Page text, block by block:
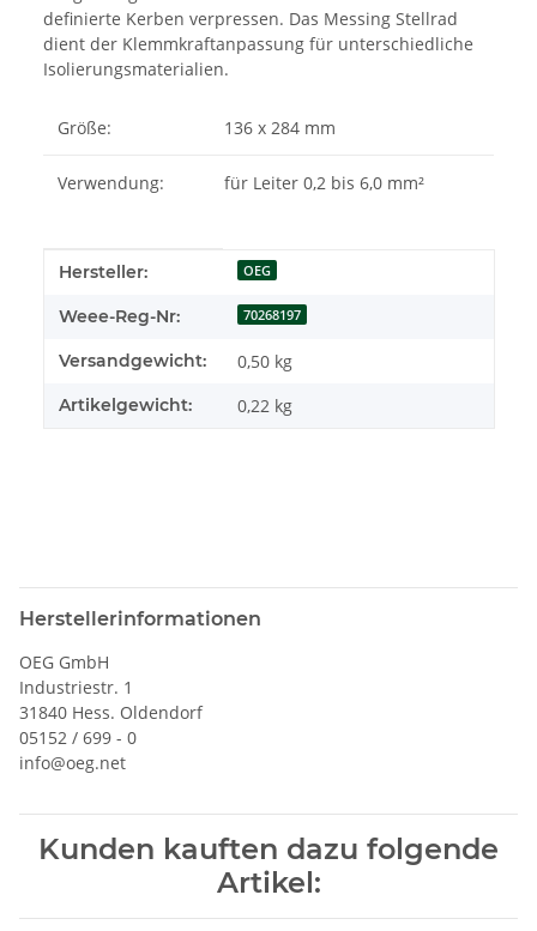
definierte Kerben verpressen. Das Messing Stellrad
dient der Klemmkraftanpassung für unterschiedliche
Isolierungsmaterialien.
Größe: 136 x 284 mm
Verwendung: für Leiter 0,2 bis 6,0 mm²
Produkteigenschaft
Wert
Hersteller: OEG
Weee-Reg-Nr: 70268197
Versandgewicht: 0,50 kg
Artikelgewicht: 0,22 kg
Herstellerinformationen
OEG GmbH
Industriestr. 1
31840 Hess. Oldendorf
05152 / 699 - 0
info@oeg.net
Kunden kauften dazu folgende
Artikel: